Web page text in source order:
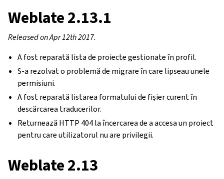
Weblate 2.13.1
Released on Apr 12th 2017.
A fost reparată lista de proiecte gestionate în profil.
S-a rezolvat o problemă de migrare în care lipseau unele
permisiuni.
A fost reparată listarea formatului de fișier curent în
descărcarea traducerilor.
Returnează HTTP 404 la încercarea de a accesa un proiect
pentru care utilizatorul nu are privilegii.
Weblate 2.13